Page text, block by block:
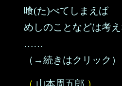
喰(た)べてしまえば
めしのことなどは考え
……
（→続きはクリック）
（ 山本周五郎 ）